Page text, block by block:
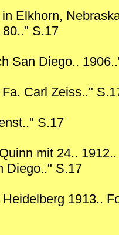
Elkhorn,
S.17
San Diego..
Carl Zeiss.."
S.17
mit 24..
Diego.." S.17
1913..